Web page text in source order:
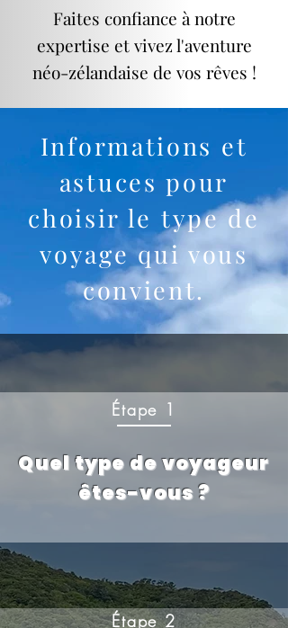
Faites confiance à notre
expertise et vivez l'aventure
néo-zélandaise de vos rêves !
Informations et
astuces pour
choisir le type de
voyage qui vous
convient.
Étape 1
Quel type de voyageur
êtes-vous ?
Étape 2